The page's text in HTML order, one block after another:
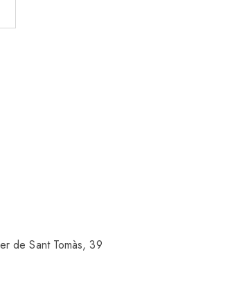
de Sant Tomàs, 39